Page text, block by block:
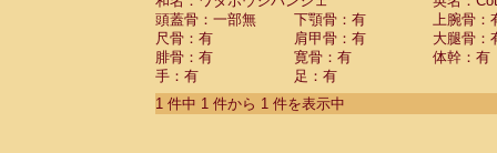
CebidaeSaguinus nigricollis (0)
Cebidae Saguinus oedipus
Cebidae Saguinus weddelli
Cebidae Saguinusspp.
Cebidae Aotus trivirgatus
Cebidae Cebus albifrons
頭蓋骨：一部無
下顎骨：有
上腕骨：
尺骨：有
肩甲骨：有
大腿骨：
腓骨：有
寛骨：有
体幹：有
手：有
足：有
1 件中 1 件から 1 件を表示中